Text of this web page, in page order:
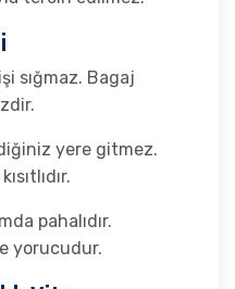
sığmaz. Bagaj
yere gitmez.
pahalıdır.
yorucudur.